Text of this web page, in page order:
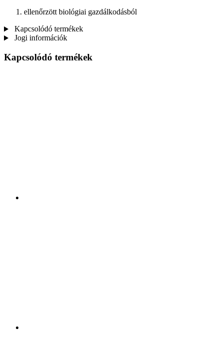
ellenőrzött biológiai gazdálkodásból
Kapcsolódó termékek
Jogi információk
Kapcsolódó termékek